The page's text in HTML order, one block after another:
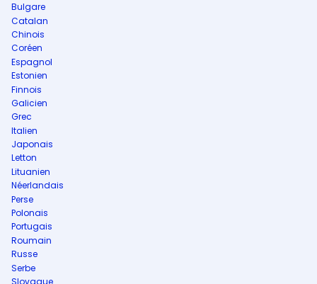
Bulgare
Catalan
Chinois
Coréen
Espagnol
Estonien
Finnois
Galicien
Grec
Italien
Japonais
Letton
Lituanien
Néerlandais
Perse
Polonais
Portugais
Roumain
Russe
Serbe
Slovaque